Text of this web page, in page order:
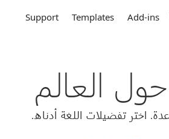
Add-ins
Templates
Support